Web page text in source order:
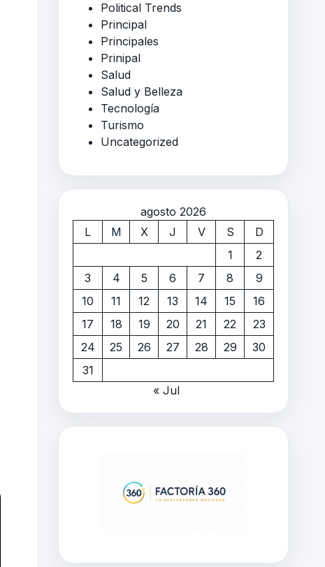
Political Trends
Principal
Principales
Prinipal
Salud
Salud y Belleza
Tecnología
Turismo
Uncategorized
agosto 2026
L
M X J V S
D
1
2
3
4 5 6 7 8
9
10
11 12 13 14 15
16
17
18 19 20 21 22
23
24
25 26 27 28 29
30
31
« Jul